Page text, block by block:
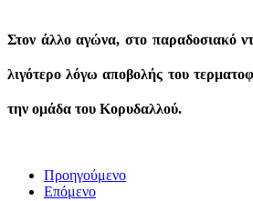
Στον άλλο αγώνα, στο παραδοσιακό
λιγότερο λόγω αποβολής του
την ομάδα του Κορυδαλλού.
Προηγούμενο
Επόμενο